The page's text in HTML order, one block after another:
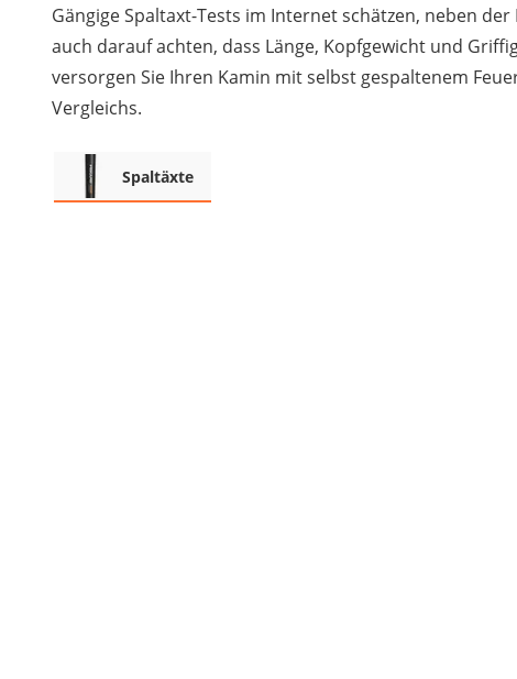
Ameisengift
Pavillon
Sichtschutzstreifen
Akku-Laubbläser
Akku-Vertikutierer
Koifutter
Kassettenmarkise
Bosch-Heckenschere
Gängige Spaltaxt-Tests im Internet schätzen, neben
auch darauf achten, dass Länge, Kopfgewicht und
versorgen Sie Ihren Kamin mit selbst gespaltenem
Vergleichs.
Spaltäxte